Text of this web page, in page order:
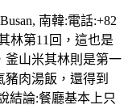
南韓:電話:+82
林第11回，這也是
釜山米其林則是第一
肉湯飯，還得到
結論:餐廳基本上只